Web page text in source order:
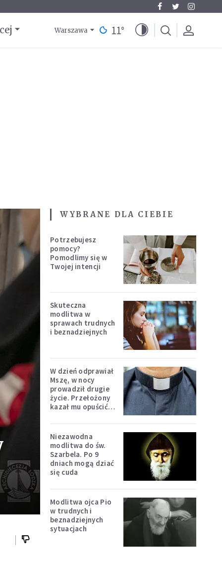
Warszawa 11°
WYBRANE DLA CIEBIE
Potrzebujesz
pomocy?
Pomodlimy się w
Twojej intencji
Skuteczna
modlitwa w
sprawach trudnych
i beznadziejnych
W dzień odprawiał
Mszę, w nocy
prowadził drugie
życie. Przełożony
kazał mu opuścić
Niezawodna
modlitwa do św.
Szarbela. Po 9
dniach mogą dziać
się cuda
Modlitwa ojca Pio
w trudnych i
beznadziejnych
sytuacjach